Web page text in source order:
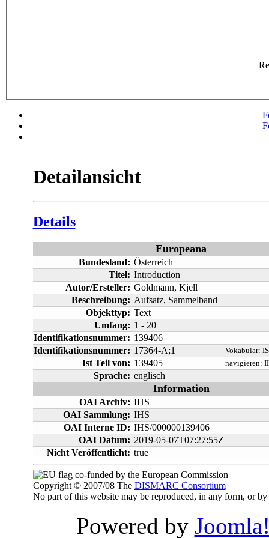
Detailansicht
Details
Europeana
Bundesland: Österreich
Titel: Introduction
Autor/Ersteller: Goldmann, Kjell
Beschreibung: Aufsatz, Sammelband
Objekttyp: Text
Umfang: 1 - 20
Identifikationsnummer: 139406
Identifikationsnummer: 17364-A;1 Vokabular:
Ist Teil von: 139405 navigieren:
Sprache: englisch
Information
OAI Archiv: IHS
OAI Sammlung: IHS
OAI Interne ID: IHS/000000139406
OAI Datum: 2019-05-07T07:27:55Z
Nicht Veröffentlicht: true
co-funded by the European Commission
Copyright © 2007/08 The DISMARC Consortium
No part of this website may be reproduced, in any form, or
Powered by